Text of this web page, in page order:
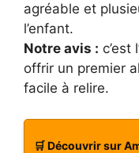
agréable et
l’enfant.
Notre avis : c’est
offrir un premier
facile à relire.
🛒 Découvrir sur